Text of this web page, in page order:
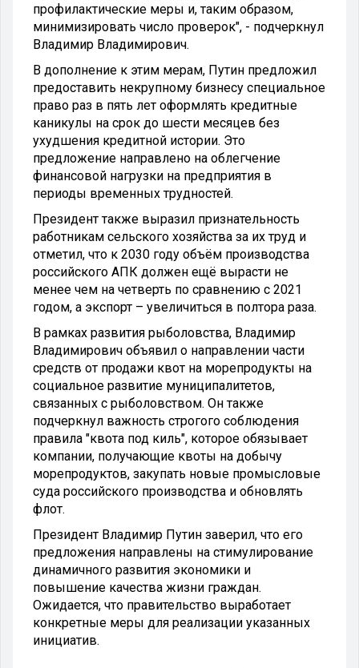
профилактические меры и, таким образом,
минимизировать число проверок", - подчеркнул
Владимир Владимирович.
В дополнение к этим мерам, Путин предложил
предоставить некрупному бизнесу специальное
право раз в пять лет оформлять кредитные
каникулы на срок до шести месяцев без
ухудшения кредитной истории. Это
предложение направлено на облегчение
финансовой нагрузки на предприятия в
периоды временных трудностей.
Президент также выразил признательность
работникам сельского хозяйства за их труд и
отметил, что к 2030 году объём производства
российского АПК должен ещё вырасти не
менее чем на четверть по сравнению с 2021
годом, а экспорт – увеличиться в полтора раза.
В рамках развития рыболовства, Владимир
Владимирович объявил о направлении части
средств от продажи квот на морепродукты на
социальное развитие муниципалитетов,
связанных с рыболовством. Он также
подчеркнул важность строгого соблюдения
правила "квота под киль", которое обязывает
компании, получающие квоты на добычу
морепродуктов, закупать новые промысловые
суда российского производства и обновлять
флот.
Президент Владимир Путин заверил, что его
предложения направлены на стимулирование
динамичного развития экономики и
повышение качества жизни граждан.
Ожидается, что правительство выработает
конкретные меры для реализации указанных
инициатив.